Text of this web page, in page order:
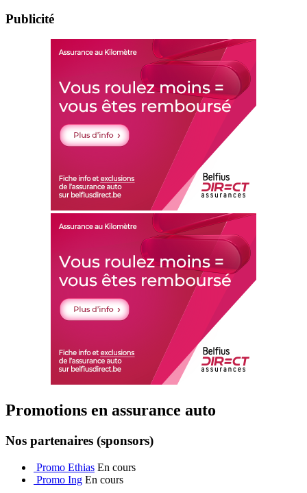
Publicité
Promotions en assurance auto
Nos partenaires (sponsors)
Promo Ethias En cours
Promo Ing En cours